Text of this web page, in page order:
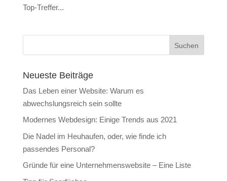
Top-Treffer...
Neueste Beiträge
Das Leben einer Website: Warum es
abwechslungsreich sein sollte
Modernes Webdesign: Einige Trends aus 2021
Die Nadel im Heuhaufen, oder, wie finde ich
passendes Personal?
Gründe für eine Unternehmenswebsite – Eine Liste